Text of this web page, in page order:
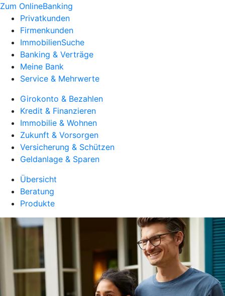
Zum OnlineBanking
Privatkunden
Firmenkunden
ImmobilienSuche
Banking & Verträge
Meine Bank
Service & Mehrwerte
Girokonto & Bezahlen
Kredit & Finanzieren
Immobilie & Wohnen
Zukunft & Vorsorgen
Versicherung & Schützen
Geldanlage & Sparen
Übersicht
Beratung
Produkte